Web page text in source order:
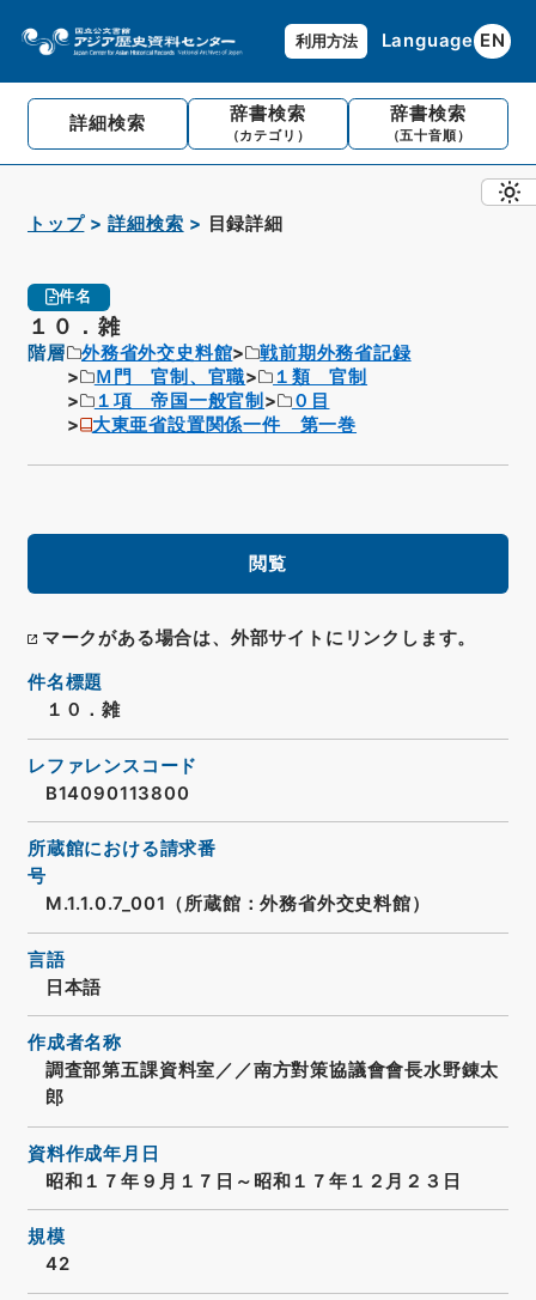
利用方法 Language EN
詳細検索 辞書検索
（カテゴリ）
辞書検索
（五十音順）
トップ 詳細検索 目録詳細
件名
１０．雑
階層 外務省外交史料館
戦前期外務省記録
Ｍ門 官制、官職
１類 官制
１項 帝国一般官制
０目
大東亜省設置関係一件 第一巻
閲覧
マークがある場合は、外部サイトにリンクします。
件名標題
１０．雑
レファレンスコード
B14090113800
所蔵館における請求番
号
M.1.1.0.7_001（所蔵館：外務省外交史料館）
言語
日本語
作成者名称
調査部第五課資料室／／南方對策協議會會長水野錬太
郎
資料作成年月日
昭和１７年９月１７日～昭和１７年１２月２３日
規模
42